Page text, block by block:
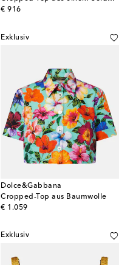
€ 916
original price
Exklusiv
Dolce&Gabbana
Cropped-Top aus Baumwolle
€ 1.059
original price
Exklusiv